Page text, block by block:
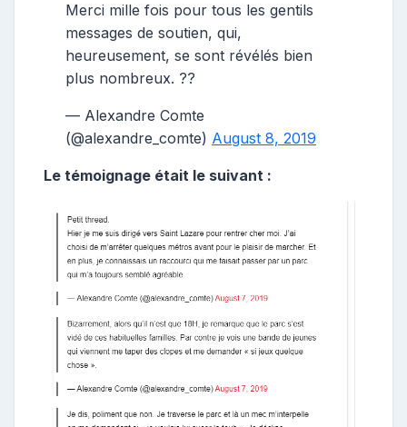
Merci mille fois pour tous les gentils
messages de soutien, qui,
heureusement, se sont révélés bien
plus nombreux. ??
— Alexandre Comte
(@alexandre_comte) August 8, 2019
Le témoignage était le suivant :